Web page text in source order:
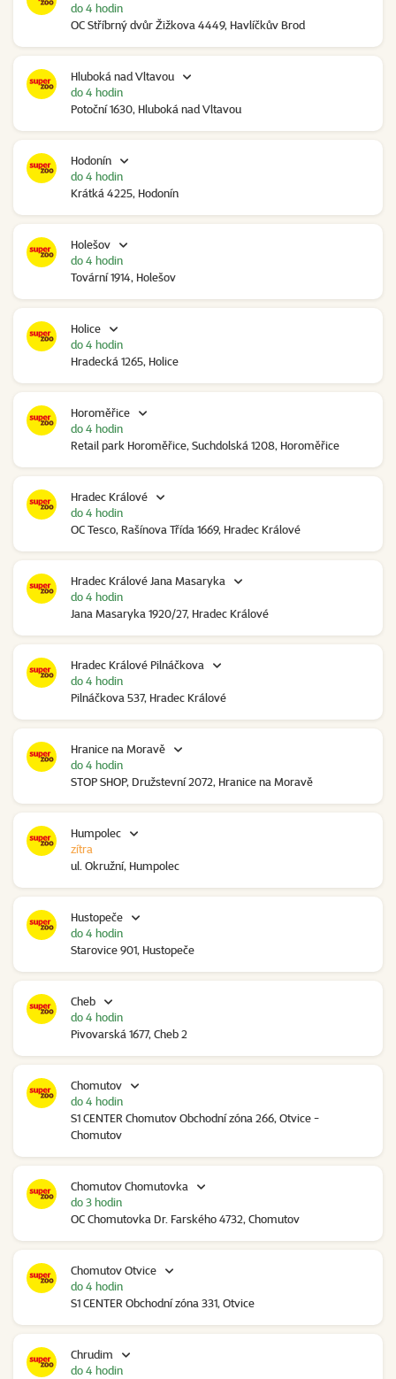
OC Stříbrný dvůr Žižkova 4449, Havlíčkův Brod
do 4 hodin
Hluboká nad Vltavou
Potoční 1630, Hluboká nad Vltavou
do 4 hodin
Hodonín
Krátká 4225, Hodonín
do 4 hodin
Holešov
Tovární 1914, Holešov
do 4 hodin
Holice
Hradecká 1265, Holice
do 4 hodin
Horoměřice
Retail park Horoměřice, Suchdolská 1208, Horoměřice
do 4 hodin
Hradec Králové
OC Tesco, Rašínova Třída 1669, Hradec Králové
do 4 hodin
Hradec Králové Jana Masaryka
Jana Masaryka 1920/27, Hradec Králové
do 4 hodin
Hradec Králové Pilnáčkova
Pilnáčkova 537, Hradec Králové
do 4 hodin
Hranice na Moravě
STOP SHOP, Družstevní 2072, Hranice na Moravě
do 4 hodin
Humpolec
ul. Okružní, Humpolec
zítra
Hustopeče
Starovice 901, Hustopeče
do 4 hodin
Cheb
Pivovarská 1677, Cheb 2
do 4 hodin
Chomutov
S1 CENTER Chomutov Obchodní zóna 266, Otvice -
Chomutov
do 4 hodin
Chomutov Chomutovka
OC Chomutovka Dr. Farského 4732, Chomutov
do 3 hodin
Chomutov Otvice
S1 CENTER Obchodní zóna 331, Otvice
do 4 hodin
Chrudim
do 4 hodin